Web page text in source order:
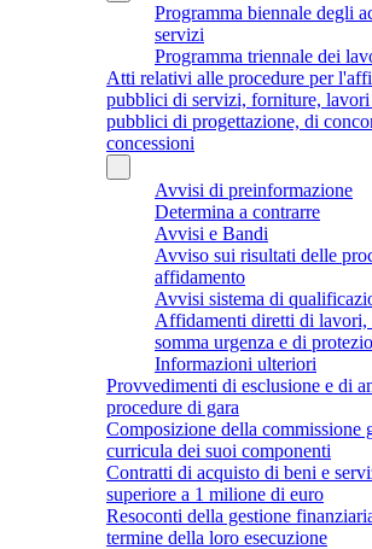
Programma biennale degli
servizi
Programma triennale dei
Atti relativi alle procedure per
pubblici di servizi, forniture, lavori
pubblici di progettazione, di
concessioni
Avvisi di preinformazione
Determina a contrarre
Avvisi e Bandi
Avviso sui risultati delle
affidamento
Avvisi sistema di
Affidamenti diretti di lavori,
somma urgenza e di
Informazioni ulteriori
Provvedimenti di esclusione e di
procedure di gara
Composizione della commissione
curricula dei suoi componenti
Contratti di acquisto di beni e
superiore a 1 milione di euro
Resoconti della gestione
termine della loro esecuzione